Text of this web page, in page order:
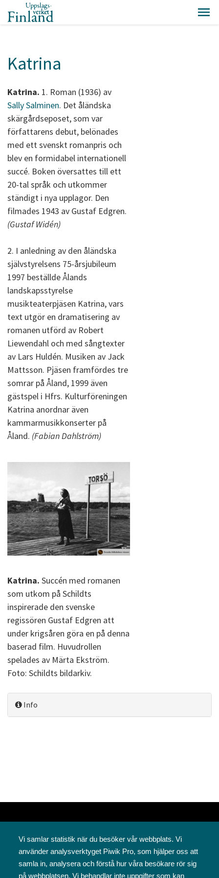
Katrina
Katrina. 1. Roman (1936) av
Sally Salminen. Det åländska
skärgårdseposet, som var
författarens debut, belönades
med ett svenskt romanpris och
blev en formidabel internationell
succé. Boken översattes till ett
20-tal språk och utkommer
ständigt i nya upplagor. Den
filmades 1943 av Gustaf Edgren.
(Gustaf Widén)
2. I anledning av den åländska
självstyrelsens 75-årsjubileum
1997 beställde Ålands
landskapsstyrelse
musikteaterpjäsen Katrina, vars
text utgör en dramatisering av
romanen utförd av Robert
Liewendahl och med sångtexter
av Lars Huldén. Musiken av Jack
Mattsson. Pjäsen framfördes tre
somrar på Åland, 1999 även
gästspel i Hfrs. Kulturföreningen
Katrina anordnar även
kammarmusikkonserter på
Åland. (Fabian Dahlström)
Katrina. Succén med romanen
som utkom på Schildts
inspirerade den svenske
regissören Gustaf Edgren att
under krigsåren göra en på denna
baserad film. Huvudrollen
spelades av Märta Ekström.
Foto: Schildts bildarkiv.
Info
Vi samlar statistik när du besöker vår webbplats. Vi
använder analysverktyget Piwik Pro, som hjälper oss att
samla in, analysera och förstå hur våra besökare rör sig
på webbplatsen. Vi behandlar inte uppgifter som kan